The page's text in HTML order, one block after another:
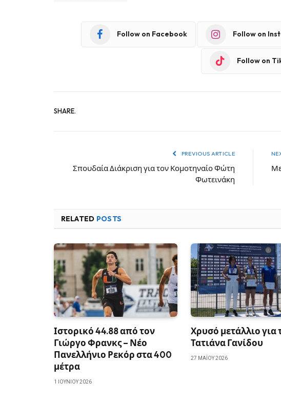
Follow on Facebook Follow on
Follow on
SHARE.
PREVIOUS ARTICLE
Σπουδαία Διάκριση για τον Κομοτηναίο Φώτη
Φωτεινάκη
RELATED POSTS
Ιστορικό 44.88 από τον
Γιώργο Φρανκς – Νέο
Πανελλήνιο Ρεκόρ στα 400
μέτρα
1 ΙΟΥΝΊΟΥ 2026
Χρυσό μετάλλιο για
Τατιάνα Γανίδου
27 ΜΑΪ́ΟΥ 2026